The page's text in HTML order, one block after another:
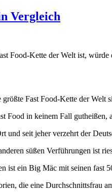
Vergleich
Food-Kette der Welt ist,
Fast Food-Kette der Welt
Food in keinem Fall
und seit jeher verzehrt der
süßen Verführungen ist
ist ein Big Mäc mit seinen
die eine Durchschnittsfrau